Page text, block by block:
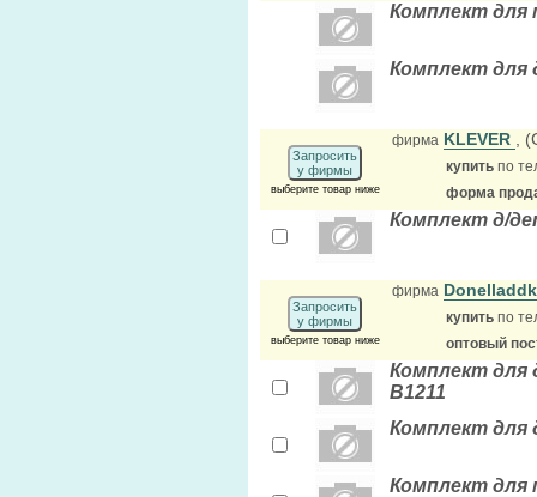
Комплект для
Комплект для
Запросить
у фирмы
выберите товар ниже
фирма KLEVER ,
купить по
форма
Комплект д/
Запросить
у фирмы
выберите товар ниже
фирма
купить по
оптовый
Комплект для
B1211
Комплект для
Комплект для